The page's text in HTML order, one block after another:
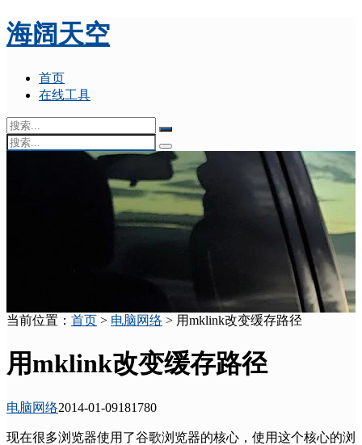
海阔天空
首页
在线工具
当前位置： 首页 > 电脑网络 > 用mklink改变缓存路径
用mklink改变缓存路径
电脑网络2014-01-09181780
现在很多浏览器使用了谷歌浏览器的核心，使用这个核心的浏